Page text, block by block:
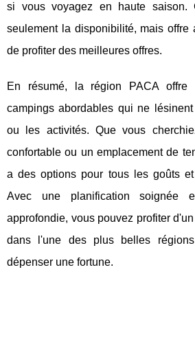
si vous voyagez en haute saison.
seulement la disponibilité, mais offre
de profiter des meilleures offres.
En résumé, la région PACA offre
campings abordables qui ne
ou les activités. Que vous
confortable ou un emplacement de
a des options pour tous les goûts
Avec une planification soignée
approfondie, vous pouvez profiter
dans l'une des plus belles
dépenser une fortune.